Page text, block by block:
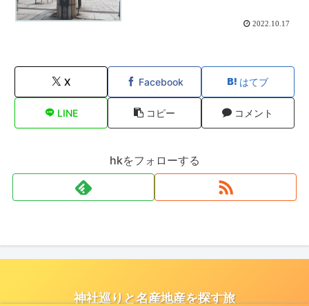
2022.10.17
X Facebook はてブ
LINE コピー コメント
hkをフォローする
神社巡りと名産地産を探す旅